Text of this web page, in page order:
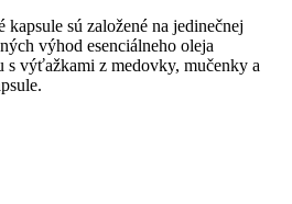
kapsule sú založené na jedinečnej
výhod esenciálneho oleja
s výťažkami z medovky, mučenky a